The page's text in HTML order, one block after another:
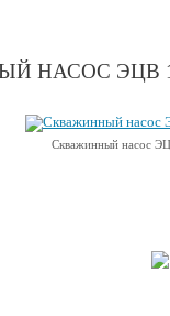
НАСОС ЭЦВ
Скважинный насос